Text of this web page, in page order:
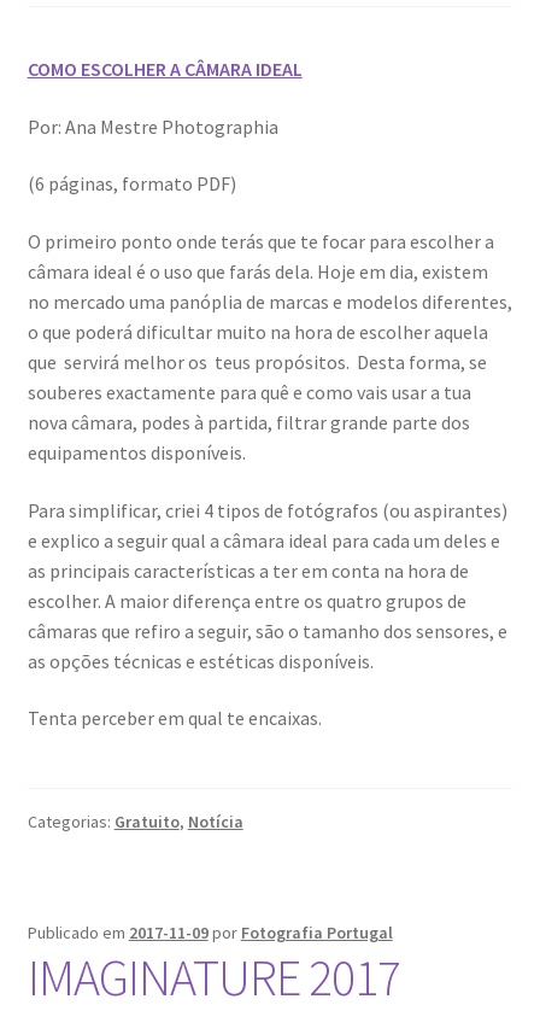
Dia Mundial do Livro e dos Direitos de Autor
Especiais Temáticos
Impressão e Criatividade
My Courses
Quem somos
Contactos
Política de Privacidade e Transparência (RGPD)
COMO ESCOLHER A CÂMARA IDEAL
Por: Ana Mestre Photographia
(6 páginas, formato PDF)
O primeiro ponto onde terás que te focar para escolher a
câmara ideal é o uso que farás dela. Hoje em dia, existem
no mercado uma panóplia de marcas e modelos diferentes,
o que poderá dificultar muito na hora de escolher aquela
que servirá melhor os teus propósitos. Desta forma, se
souberes exactamente para quê e como vais usar a tua
nova câmara, podes à partida, filtrar grande parte dos
equipamentos disponíveis.
Para simplificar, criei 4 tipos de fotógrafos (ou aspirantes)
e explico a seguir qual a câmara ideal para cada um deles e
as principais características a ter em conta na hora de
escolher. A maior diferença entre os quatro grupos de
câmaras que refiro a seguir, são o tamanho dos sensores, e
as opções técnicas e estéticas disponíveis.
Tenta perceber em qual te encaixas.
Categorias: Gratuito, Notícia
Publicado em 2017-11-09por Fotografia Portugal
IMAGINATURE 2017